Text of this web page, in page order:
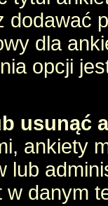
dodawać
dla
opcji
usunąć
ankiety
lub
danym